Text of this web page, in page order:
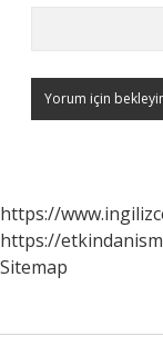
https://
https://
Sitemap